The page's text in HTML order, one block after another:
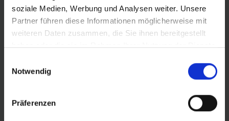
soziale Medien, Werbung und Analysen weiter. Unsere
Partner führen diese Informationen möglicherweise mit
weiteren Daten zusammen, die Sie ihnen bereitgestellt
haben oder die sie im Rahmen Ihrer Nutzung der Dienste
Notwendig
Präferenzen
PRODUKTINFORMATIONEN
Er ist auf der Straße zu Hause.
DETAILS / PRODUKTDATEN